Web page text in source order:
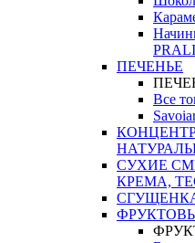
ПЕЧЕНЬЕ
Все
СУХИЕ
КРЕМА,